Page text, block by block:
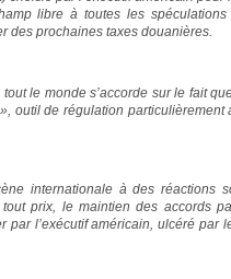
libre à toutes les
des prochaines taxes douanières.
le monde s’accorde sur le fait
outil de régulation particulièrement
internationale à des réactions
prix, le maintien des accords
par l’exécutif américain, ulcéré